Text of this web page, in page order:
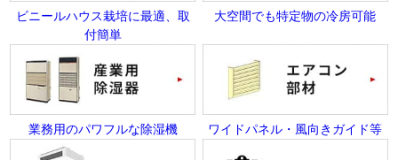
ビニールハウス栽培に最適、取
付簡単
大空間でも特定物の冷房可能
業務用のパワフルな除湿機 ワイドパネル・風向きガイド等